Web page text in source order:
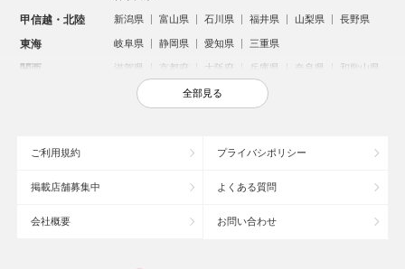
甲信越・北陸 新潟県 富山県 石川県 福井県 山梨県 長野県
東海 岐阜県 静岡県 愛知県 三重県
関西 滋賀県 京都府 大阪府 兵庫県 奈良県 和歌山県
鳥取県 島根県 岡山県 広島県
沖縄県
全部見る
ご利用規約 プライバシポリシー
掲載店舗募集中 よくある質問
会社概要 お問い合わせ